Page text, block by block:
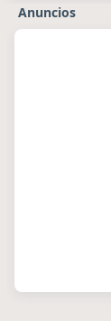
Anuncios